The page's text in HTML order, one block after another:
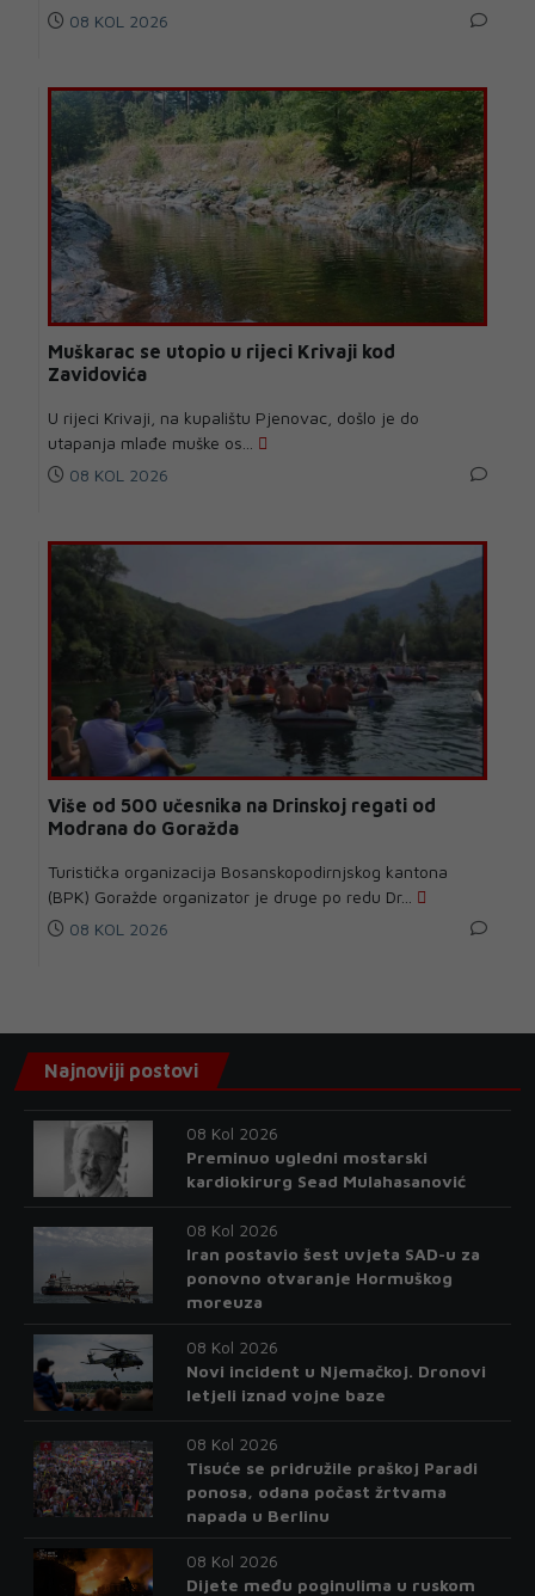
08 KOL 2026
Muškarac se utopio u rijeci Krivaji kod
Zavidovića
U rijeci Krivaji, na kupalištu Pjenovac, došlo je do
utapanja mlađe muške os...
08 KOL 2026
Više od 500 učesnika na Drinskoj regati od
Modrana do Goražda
Turistička organizacija Bosanskopodirnjskog kantona
(BPK) Goražde organizator je druge po redu Dr...
08 KOL 2026
Najnoviji postovi
08 Kol 2026
Preminuo ugledni mostarski
kardiokirurg Sead Mulahasanović
08 Kol 2026
Iran postavio šest uvjeta SAD-u za
ponovno otvaranje Hormuškog
moreuza
08 Kol 2026
Novi incident u Njemačkoj. Dronovi
letjeli iznad vojne baze
08 Kol 2026
Tisuće se pridružile praškoj Paradi
ponosa, odana počast žrtvama
napada u Berlinu
08 Kol 2026
Dijete među poginulima u ruskom